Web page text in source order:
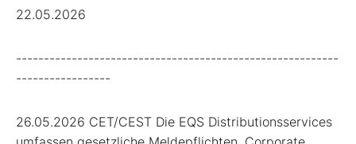
22.05.2026
----------------------------------------------------------
-----------------
26.05.2026 CET/CEST Die EQS Distributionsservices